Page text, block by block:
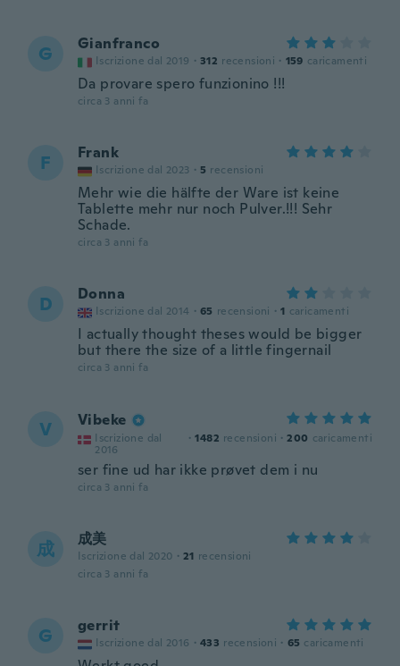
G Gianfranco
Iscrizione dal 2019 · 312 recensioni · 159 caricamenti
Da provare spero funzionino !!!
circa 3 anni fa
F Frank
Iscrizione dal 2023 · 5 recensioni
Mehr wie die hälfte der Ware ist keine
Tablette mehr nur noch Pulver.!!! Sehr
Schade.
circa 3 anni fa
D Donna
Iscrizione dal 2014 · 65 recensioni · 1 caricamenti
I actually thought theses would be bigger
but there the size of a little fingernail
circa 3 anni fa
V Vibeke
Iscrizione dal
2016
· 1482 recensioni · 200 caricamenti
ser fine ud har ikke prøvet dem i nu
circa 3 anni fa
成 成美
Iscrizione dal 2020 · 21 recensioni
circa 3 anni fa
G gerrit
Iscrizione dal 2016 · 433 recensioni · 65 caricamenti